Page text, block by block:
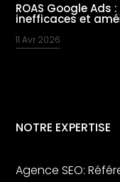
ROAS Google
inefficaces et
11 Avr 2026
NOTRE EXPERTISE
Agence SEO: